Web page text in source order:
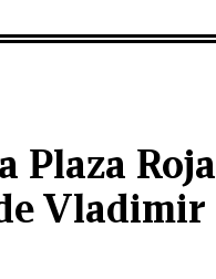
Plaza Roja
Vladimir